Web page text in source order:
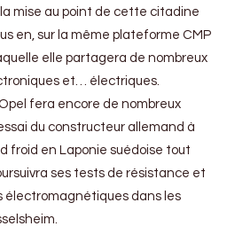
mise au point de cette citadine
en, sur la même plateforme CMP
elle partagera de nombreux
et… électriques.
fera encore de nombreux
du constructeur allemand à
froid en Laponie suédoise tout
ses tests de résistance et
électromagnétiques dans les